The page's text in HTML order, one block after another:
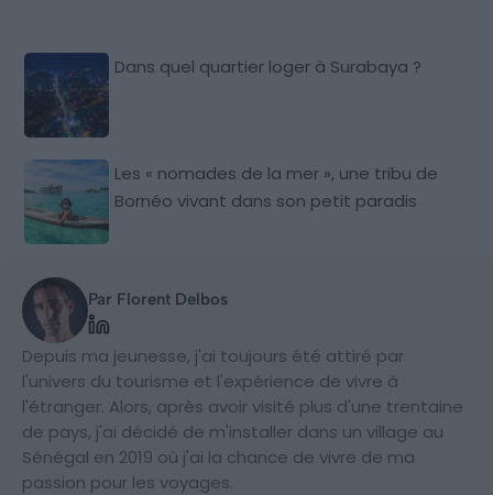
Dans quel quartier loger à Surabaya ?
Les « nomades de la mer », une tribu de
Bornéo vivant dans son petit paradis
Par Florent Delbos
Depuis ma jeunesse, j'ai toujours été attiré par
l'univers du tourisme et l'expérience de vivre à
l'étranger. Alors, après avoir visité plus d'une trentaine
de pays, j'ai décidé de m'installer dans un village au
Sénégal en 2019 où j'ai la chance de vivre de ma
passion pour les voyages.